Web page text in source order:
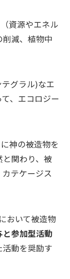
資源やエネル
減、植物中
テグラル)なエ
、エコロジー
神の被造物を
関わり、被
テケージス
おいて被造物
参加型活動
活動を奨励す